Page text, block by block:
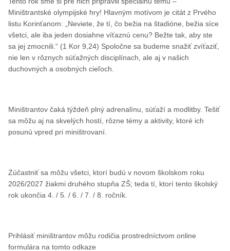
Miništrantské olympijské hry! Hlavným motívom je citát z Prvého
listu Korinťanom: „Neviete, že tí, čo bežia na štadióne, bežia síce
všetci, ale iba jeden dosiahne víťaznú cenu? Bežte tak, aby ste
sa jej zmocnili.“ (1 Kor 9,24) Spoločne sa budeme snažiť zvíťaziť,
nie len v rôznych súťažných disciplínach, ale aj v našich
duchovných a osobných cieľoch.
Miništrantov čaká týždeň plný adrenalínu, súťaží a modlitby. Tešiť
sa môžu aj na skvelých hostí, rôzne témy a aktivity, ktoré ich
posunú vpred pri miništrovaní.
Zúčastniť sa môžu všetci, ktorí budú v novom školskom roku
2026/2027 žiakmi druhého stupňa ZŠ; teda tí, ktorí tento školský
rok ukončia 4. / 5. / 6. / 7. / 8. ročník.
Prihlásiť miništrantov môžu rodičia prostredníctvom online